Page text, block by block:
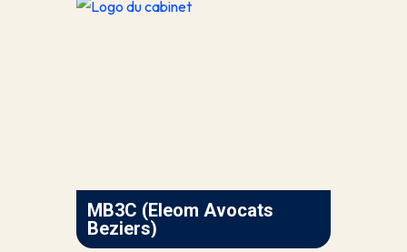
MB3C (Eleom Avocats
Beziers)